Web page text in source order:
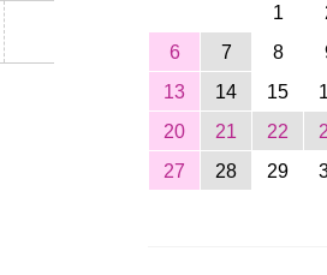
1
6
7 8
13
14 15
20
21 22
27
28 29